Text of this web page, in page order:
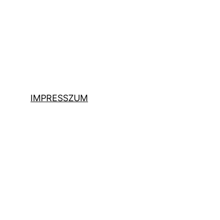
IMPRESSZUM